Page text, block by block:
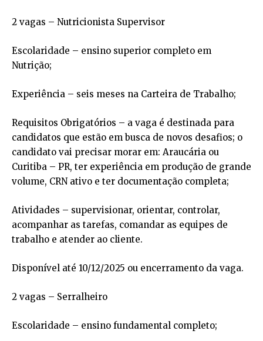
2 vagas – Nutricionista Supervisor
Escolaridade – ensino superior completo em
Nutrição;
Experiência – seis meses na Carteira de Trabalho;
Requisitos Obrigatórios – a vaga é destinada para
candidatos que estão em busca de novos desafios; o
candidato vai precisar morar em: Araucária ou
Curitiba – PR, ter experiência em produção de grande
volume, CRN ativo e ter documentação completa;
Atividades – supervisionar, orientar, controlar,
acompanhar as tarefas, comandar as equipes de
trabalho e atender ao cliente.
Disponível até 10/12/2025 ou encerramento da vaga.
2 vagas – Serralheiro
Escolaridade – ensino fundamental completo;